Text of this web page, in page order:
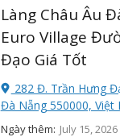
Làng Châu Âu
Euro Village
Đạo Giá Tốt
282 Đ. Trần Hưng
Đà Nẵng 550000, Việt
Ngày thêm: July 15, 2026